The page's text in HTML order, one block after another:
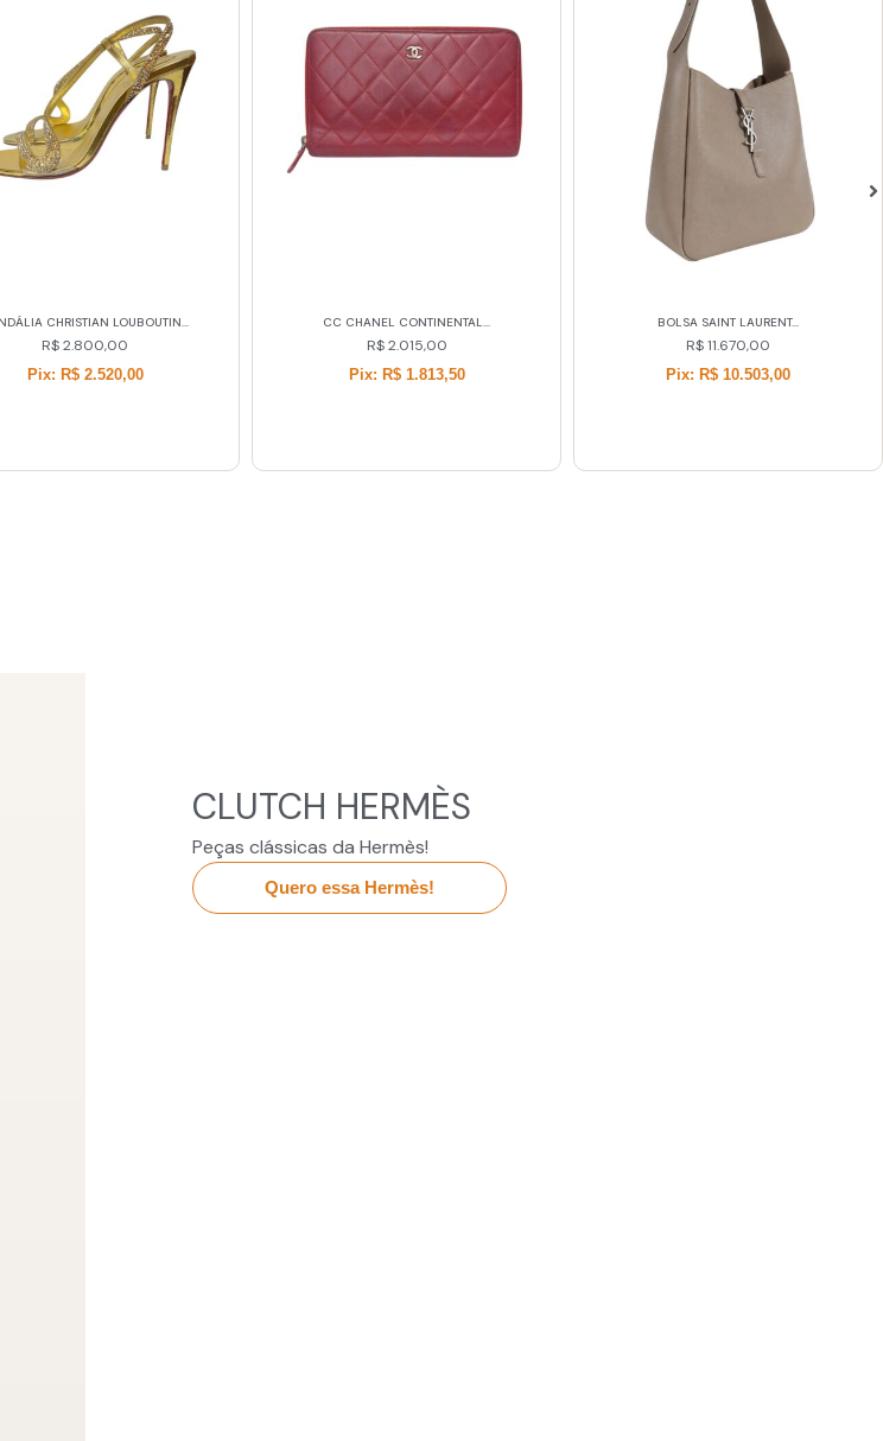
CC CHANEL CONTINENTAL...
R$2.015,00
Pix: R$ 1.813,50
BOLSA SAINT LAURENT...
R$11.670,00
Pix: R$ 10.503,00
SCARPIN CHANEL CC...
R$3.340,00
Pix: R$ 3.006,00
CLUTCH HERMÈS
Peças clássicas da Hermès!
Quero essa Hermès!